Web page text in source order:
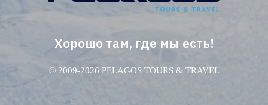
Хорошо там, где мы есть!
© 2009-2026 PELAGOS TOURS & TRAVEL